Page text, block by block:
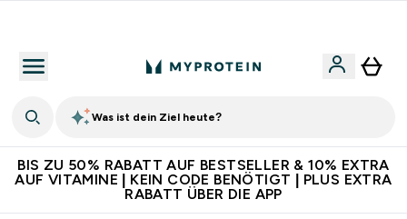
Was ist dein Ziel heute?
BIS ZU 50% RABATT AUF BESTSELLER & 10% EXTRA
AUF VITAMINE | KEIN CODE BENÖTIGT | PLUS EXTRA
RABATT ÜBER DIE APP